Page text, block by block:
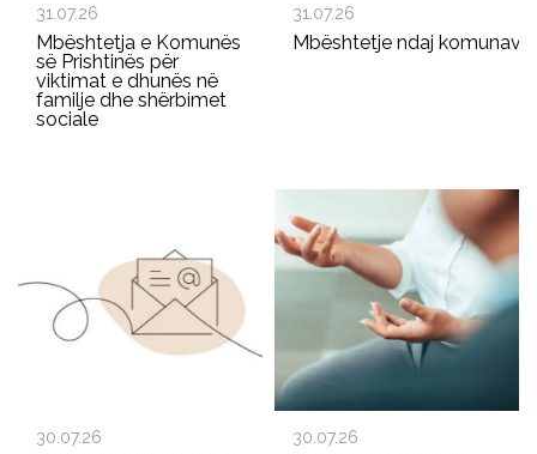
31.07.26
Mbështetja e Komunës
së Prishtinës për
viktimat e dhunës në
familje dhe shërbimet
sociale
31.07.26
Mbështetje ndaj
30.07.26 30.07.26